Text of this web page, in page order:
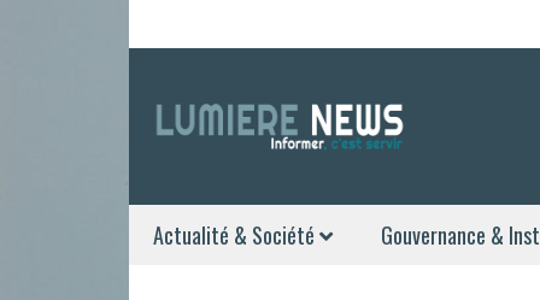
Actualité & Société Gouvernance &